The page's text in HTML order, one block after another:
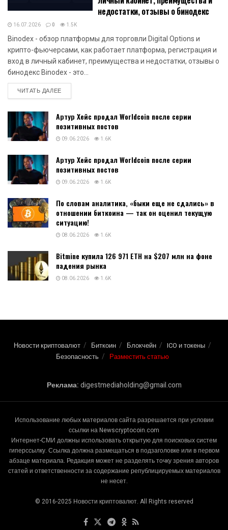
недостатки, отзывы о бинодекс
16.07.2026 0 1.5K
Binodex - обзор платформы для торговли Digital Options и
крипто-фьючерсами, как работает платформа, регистрация и
вход в личный кабинет, преимущества и недостатки, отзывы о
бинодекс Binodex - это...
ЧИТАТЬ ДАЛЕЕDETAILS
Артур Хейс продал Worldcoin после серии
позитивных постов
09.06.2026 1.6K
Артур Хейс продал Worldcoin после серии
позитивных постов
09.06.2026 1.6K
По словам аналитика, «быки еще не сдались» в
отношении биткоина — так он оценил текущую
ситуацию!
08.06.2026 1.6K
Bitmine купила 126 971 ETH на $207 млн на фоне
падения рынка
08.06.2026 1.6K
Новости криптовалют Биткоин Блокчейн
ICO и токены
Безопасность
Разместить статью
Реклама:digestmediaholding@gmail.com
Использование любых материалов сайта разрешается при условии
ссылки на Newscryptocoin.com
Интернет-СМИ должны использовать открытую для поисковых систем
гиперссылку. Ссылка должна размещаться в подзаголовке или в первом
абзаце материала. Редакция может не разделять точку зрения авторов
статей и ответственности за содержание републицируемых материалов
не несет.
© 2016-2025 Новости криптовалют. All Rights reserved